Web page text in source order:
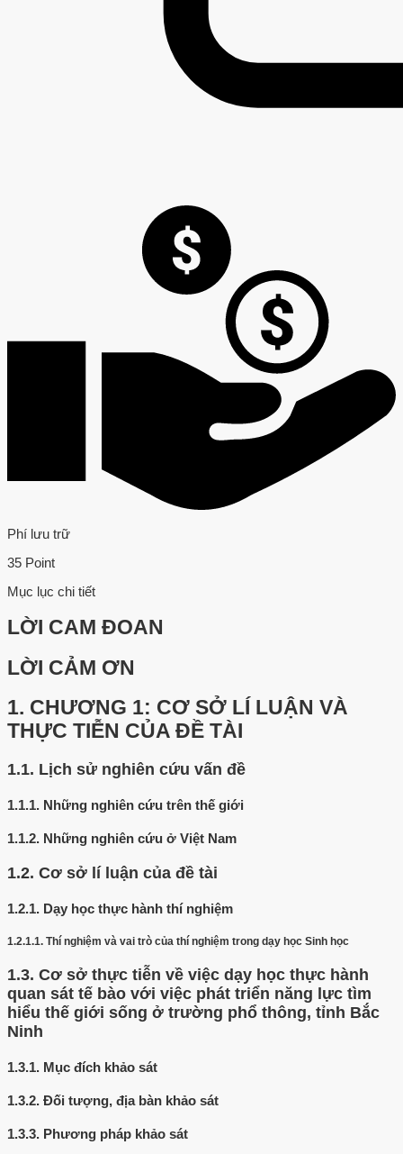
Phí lưu trữ
35 Point
Mục lục chi tiết
LỜI CAM ĐOAN
LỜI CẢM ƠN
1. CHƯƠNG 1: CƠ SỞ LÍ LUẬN VÀ
THỰC TIỄN CỦA ĐỀ TÀI
1.1. Lịch sử nghiên cứu vấn đề
1.1.1. Những nghiên cứu trên thế giới
1.1.2. Những nghiên cứu ở Việt Nam
1.2. Cơ sở lí luận của đề tài
1.2.1. Dạy học thực hành thí nghiệm
1.2.1.1. Thí nghiệm và vai trò của thí nghiệm trong dạy học Sinh học
1.3. Cơ sở thực tiễn về việc dạy học thực hành
quan sát tế bào với việc phát triển năng lực tìm
hiểu thế giới sống ở trường phổ thông, tỉnh Bắc
Ninh
1.3.1. Mục đích khảo sát
1.3.2. Đối tượng, địa bàn khảo sát
1.3.3. Phương pháp khảo sát